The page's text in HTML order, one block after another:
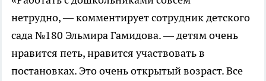
нетрудно, — комментирует сотрудник детского
сада №180 Эльмира Гамидова. — детям очень
нравится петь, нравится участвовать в
постановках. Это очень открытый возраст. Все